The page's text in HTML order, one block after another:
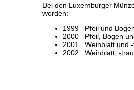
Bei den Luxemburger
werden:
1999 Pfeil und
2000 Pfeil, Bogen
2001 Weinblatt und
2002 Weinblatt, -